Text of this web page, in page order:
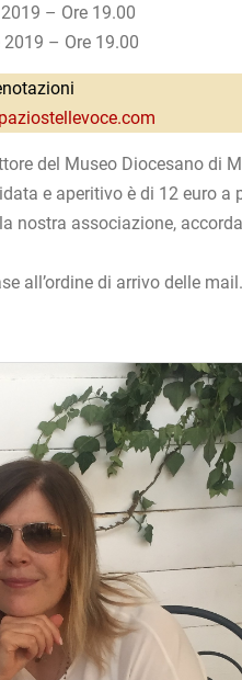
– Ore 19.00
– Ore 19.00
del Museo Diocesano di
e aperitivo è di 12 euro a
nostra associazione,
all’ordine di arrivo delle mail.